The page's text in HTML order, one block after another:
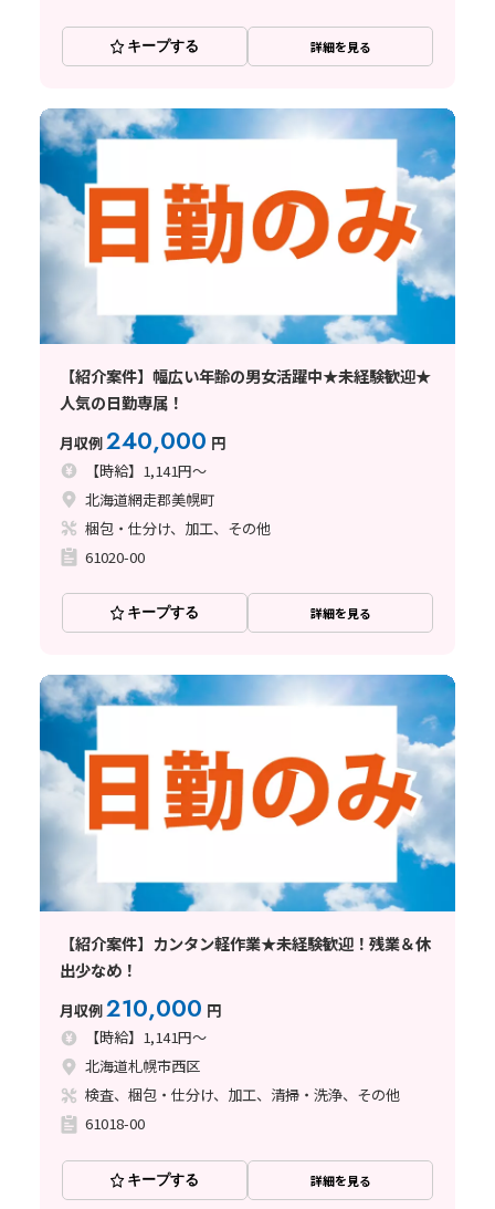
キープする 詳細を見る
【紹介案件】幅広い年齢の男女活躍中★未経験歓迎★
人気の日勤専属！
月収例240,000 円
【時給】1,141円～
北海道網走郡美幌町
梱包・仕分け、加工、その他
61020-00
キープする 詳細を見る
【紹介案件】カンタン軽作業★未経験歓迎！残業＆休
出少なめ！
月収例210,000 円
【時給】1,141円～
北海道札幌市西区
検査、梱包・仕分け、加工、清掃・洗浄、その他
61018-00
キープする 詳細を見る